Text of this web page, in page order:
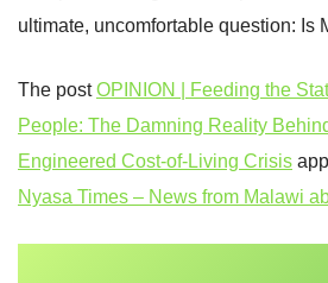
ultimate, uncomfortable question: Is
The postOPINION | Feeding the
People: The Damning Reality
Engineered Cost-of-Living Crisis
Nyasa Times – News from Malawi